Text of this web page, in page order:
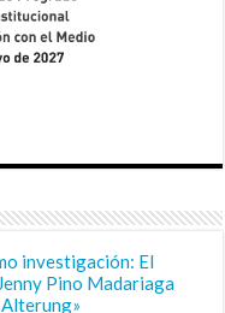
investigación: El
Pino Madariaga